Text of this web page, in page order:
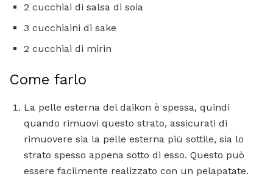
2 cucchiai di salsa di soia
3 cucchiaini di sake
2 cucchiai di mirin
Come farlo
La pelle esterna del daikon è spessa, quindi
quando rimuovi questo strato, assicurati di
rimuovere sia la pelle esterna più sottile, sia lo
strato spesso appena sotto di esso. Questo può
essere facilmente realizzato con un pelapatate.